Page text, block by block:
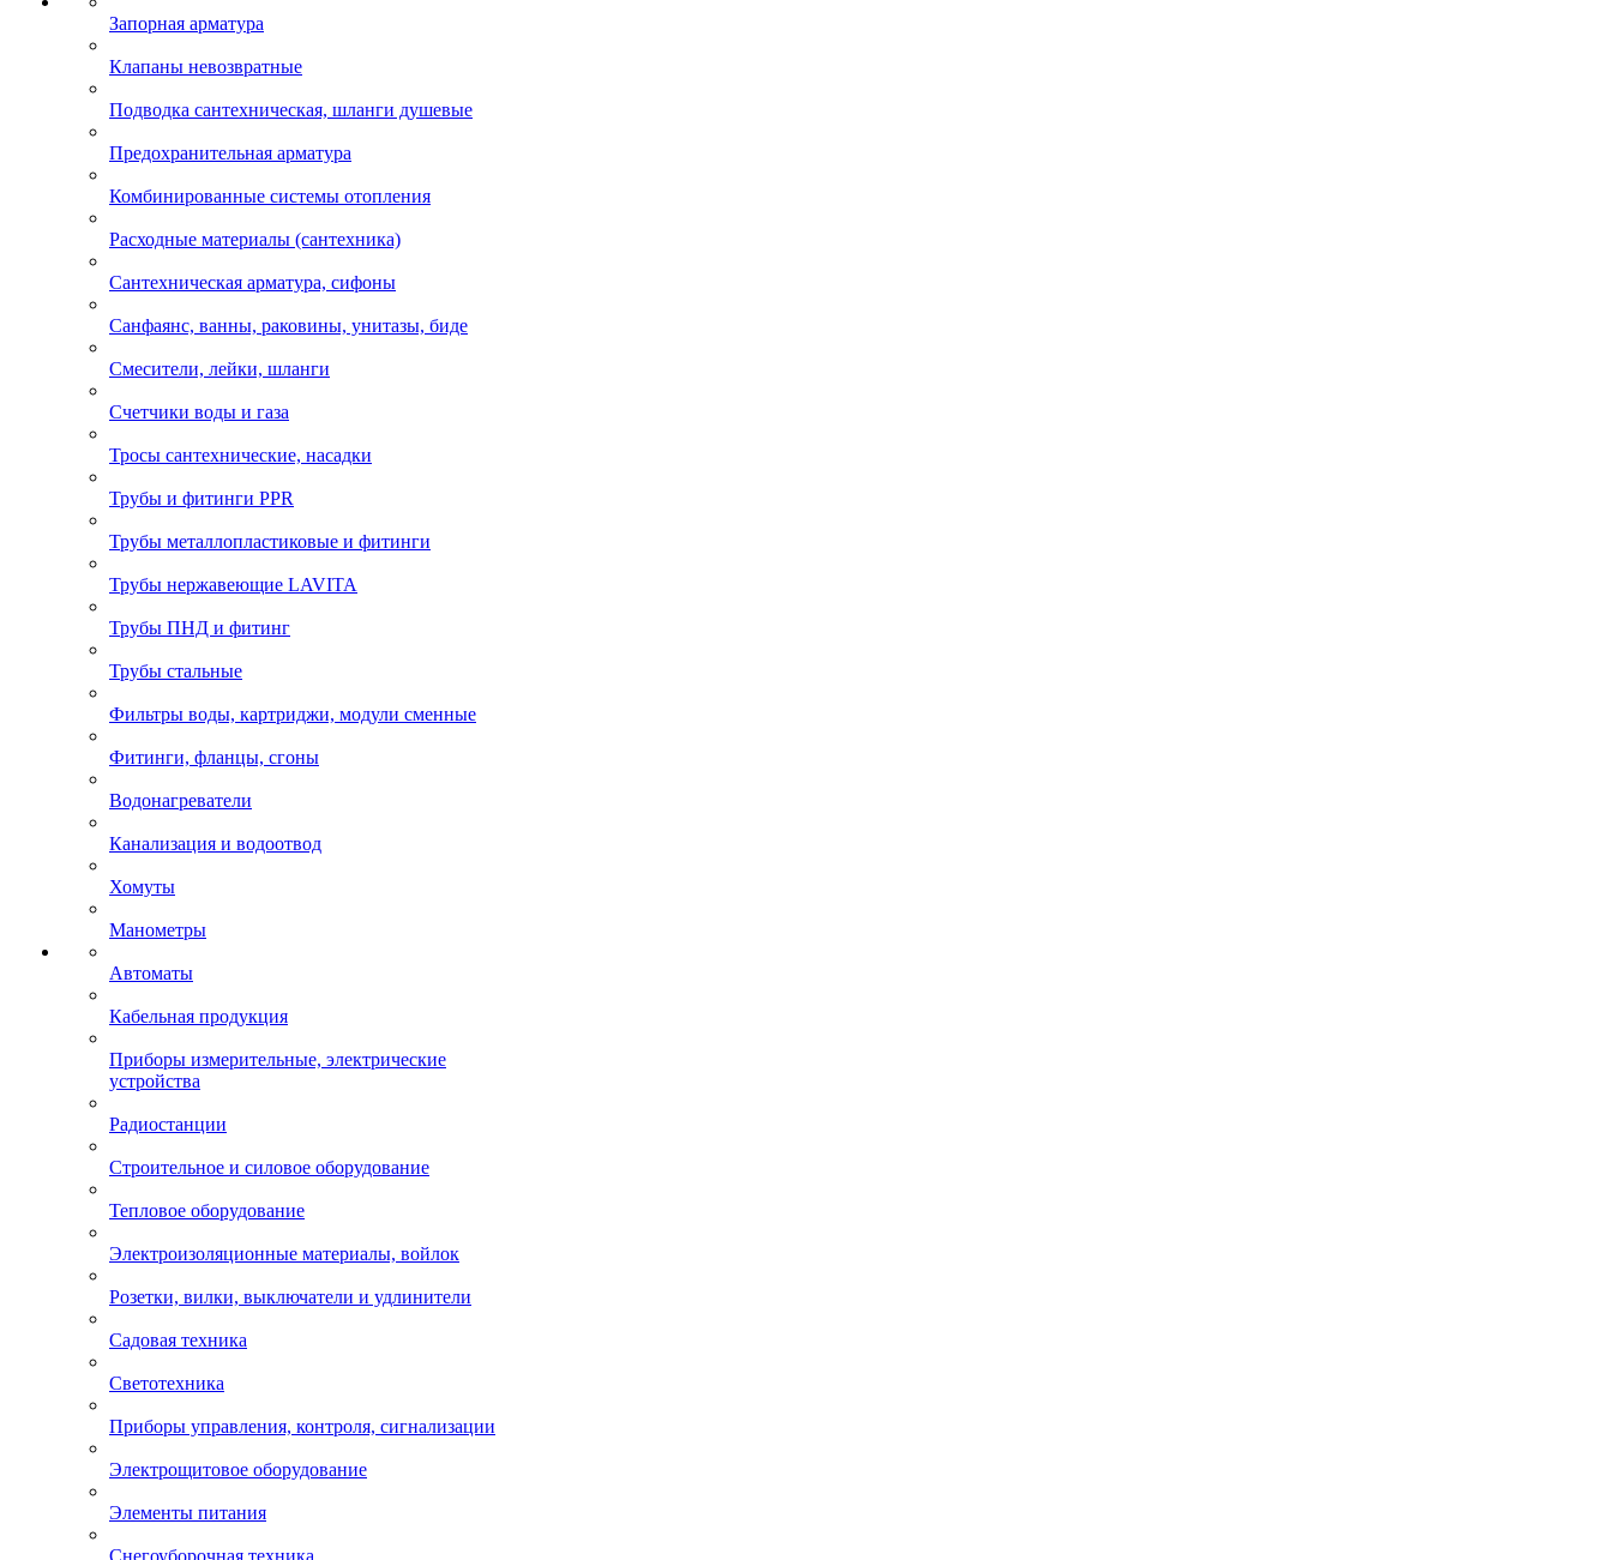
Запорная арматура
Клапаны невозвратные
Подводка сантехническая, шланги душевые
Предохранительная арматура
Комбинированные системы отопления
Расходные материалы (сантехника)
Сантехническая арматура, сифоны
Санфаянс, ванны, раковины, унитазы, биде
Смесители, лейки, шланги
Счетчики воды и газа
Тросы сантехнические, насадки
Трубы и фитинги PPR
Трубы металлопластиковые и фитинги
Трубы нержавеющие LAVITA
Трубы ПНД и фитинг
Трубы стальные
Фильтры воды, картриджи, модули сменные
Фитинги, фланцы, сгоны
Водонагреватели
Канализация и водоотвод
Хомуты
Манометры
Автоматы
Кабельная продукция
Приборы измерительные, электрические
устройства
Радиостанции
Строительное и силовое оборудование
Тепловое оборудование
Электроизоляционные материалы, войлок
Розетки, вилки, выключатели и удлинители
Садовая техника
Светотехника
Приборы управления, контроля, сигнализации
Электрощитовое оборудование
Элементы питания
Снегоуборочная техника